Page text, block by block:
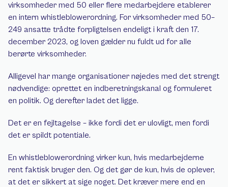
virksomheder med 50 eller flere medarbejdere etablerer
en intern whistleblowerordning. For virksomheder med 50–
249 ansatte trådte forpligtelsen endeligt i kraft den 17.
december 2023, og loven gælder nu fuldt ud for alle
berørte virksomheder.
Alligevel har mange organisationer nøjedes med det strengt
nødvendige: oprettet en indberetningskanal og formuleret
en politik. Og derefter ladet det ligge.
Det er en fejltagelse – ikke fordi det er ulovligt, men fordi
det er spildt potentiale.
En whistleblowerordning virker kun, hvis medarbejderne
rent faktisk bruger den. Og det gør de kun, hvis de oplever,
at det er sikkert at sige noget. Det kræver mere end en